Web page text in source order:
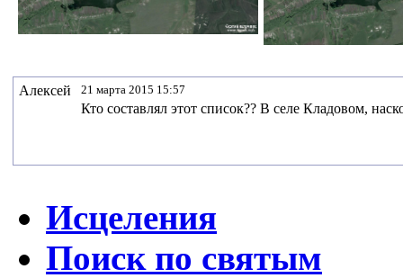
Алексей 21 марта 2015 15:57
Кто составлял этот список?? В селе Кладовом,
Исцеления
Поиск по святым